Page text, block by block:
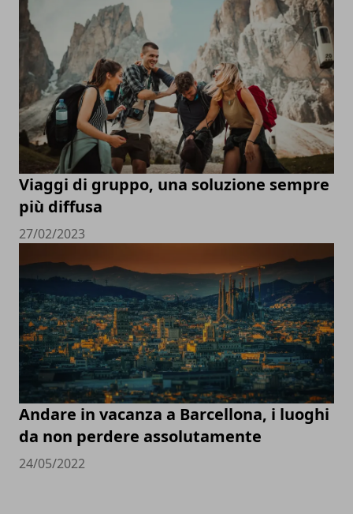
Viaggi di gruppo, una soluzione sempre
più diffusa
27/02/2023
Andare in vacanza a Barcellona, i luoghi
da non perdere assolutamente
24/05/2022